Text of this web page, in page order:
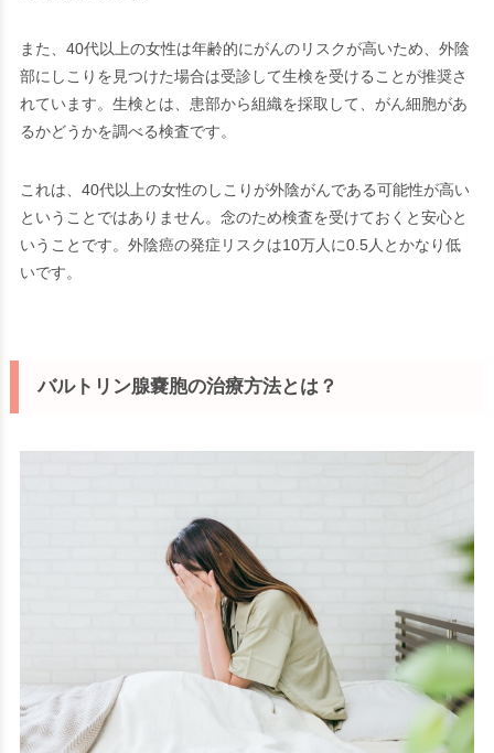
また、40代以上の女性は年齢的にがんのリスクが高いため、外陰
部にしこりを見つけた場合は受診して生検を受けることが推奨さ
れています。生検とは、患部から組織を採取して、がん細胞があ
るかどうかを調べる検査です。
これは、40代以上の女性のしこりが外陰がんである可能性が高い
ということではありません。念のため検査を受けておくと安心と
いうことです。外陰癌の発症リスクは10万人に0.5人とかなり低
いです。
バルトリン腺嚢胞の治療方法とは？